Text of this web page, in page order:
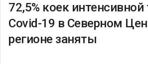
72,5% коек интенсивной
Covid-19 в Северном
регионе заняты